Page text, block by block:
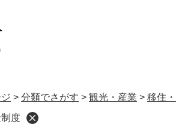
> 分類でさがす > 観光・産業 > 移住
制度